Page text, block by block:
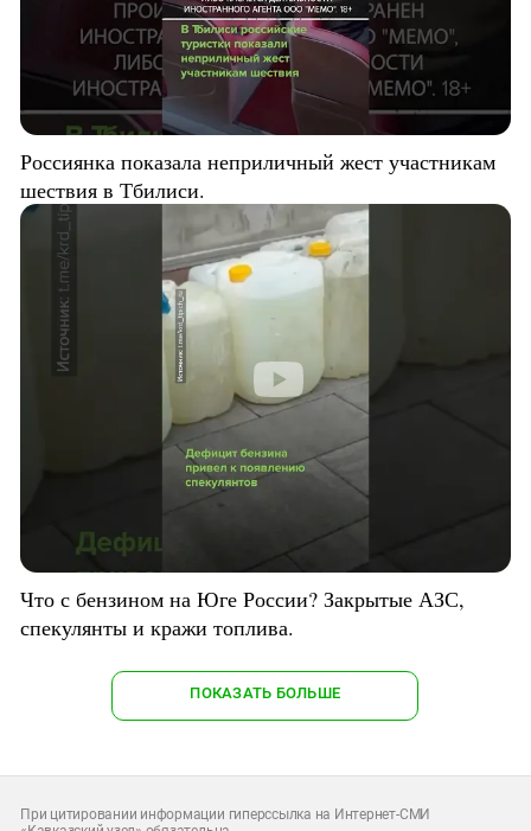
Россиянка показала неприличный жест участникам
шествия в Тбилиси.
Что с бензином на Юге России? Закрытые АЗС,
спекулянты и кражи топлива.
ПОКАЗАТЬ БОЛЬШЕ
При цитировании информации гиперссылка на Интернет-СМИ